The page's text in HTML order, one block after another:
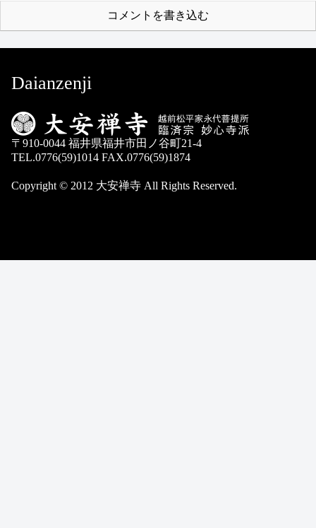
コメントを書き込む
Daianzenji
〒910-0044 福井県福井市田ノ谷町21-4
TEL.0776(59)1014 FAX.0776(59)1874
Copyright © 2012 大安禅寺 All Rights Reserved.